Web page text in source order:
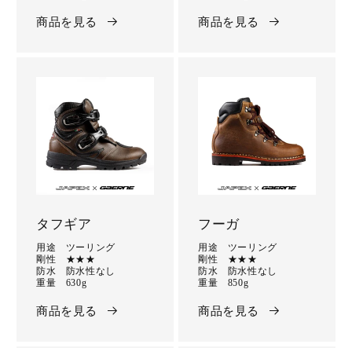
商品を見る 商品を見る
タフギア
用途 ツーリング
剛性 ★★★
防水 防水性なし
重量 630g
商品を見る
フーガ
用途 ツーリング
剛性 ★★★
防水 防水性なし
重量 850g
商品を見る